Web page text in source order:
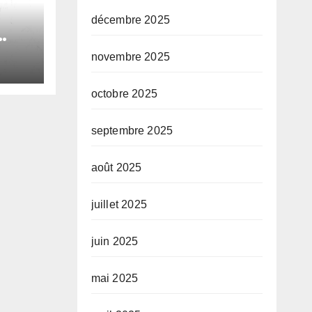
décembre 2025
novembre 2025
octobre 2025
septembre 2025
août 2025
juillet 2025
juin 2025
mai 2025